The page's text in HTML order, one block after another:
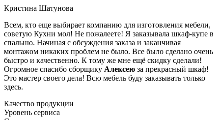
Кристина Шатунова
Всем, кто еще выбирает компанию для изготовления мебели,
советую Кухни мол! Не пожалеете! Я заказывала шкаф-купе в
спальню. Начиная с обсуждения заказа и заканчивая
монтажом никаких проблем не было. Все было сделано очень
быстро и качественно. К тому же мне ещё скидку сделали!
Огромное спасибо сборщику Алексею за прекрасный шкаф!
Это мастер своего дела! Всю мебель буду заказывать только
здесь.
Качество продукции
Уровень сервиса